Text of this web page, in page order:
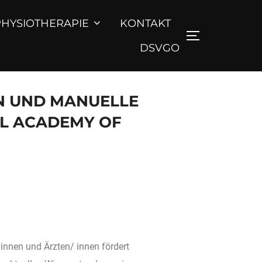
KONTAKT
DSVGO
UND MANUELLE
ACADEMY OF
und Ärzten/ innen fördert